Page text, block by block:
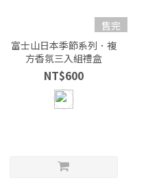
售完
富士山日本季節系列．複
方香氛三入組禮盒
NT$600